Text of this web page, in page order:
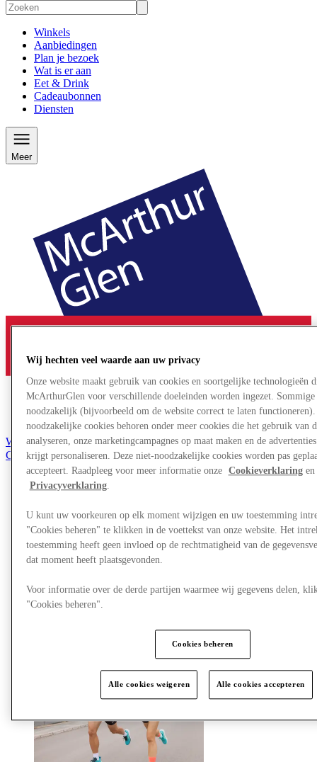
Winkels
Aanbiedingen
Plan je bezoek
Wat is er aan
Eet & Drink
Cadeaubonnen
Diensten
Meer
Word lid van de Club
Gered,
nl
Winkels
Plan je bezoek
Wat is er aan
Eet & Drink
Cadeaubonnen
Meer
Wij hechten veel waarde aan uw privacy
Onze website maakt gebruik van cookies en soortgelijke technologieën
McArthurGlen voor verschillende doeleinden worden ingezet.
noodzakelijk (bijvoorbeeld om de website correct te laten
noodzakelijke cookies behoren onder meer cookies die het gebruik van
analyseren, onze marketingcampagnes op maat maken en de
krijgt personaliseren. Deze niet-noodzakelijke cookies worden pas
accepteert. Raadpleeg voor meer informatie onze Cookieverklaringen
Privacyverklaring.
U kunt uw voorkeuren op elk moment wijzigen en uw toestemming
"Cookies beheren" te klikken in de voettekst van onze website. Het
toestemming heeft geen invloed op de rechtmatigheid van de
dat moment heeft plaatsgevonden.
Voor informatie over de derde partijen waarmee wij gegevens delen,
"Cookies beheren".
Cookies beheren
Alle cookies weigeren Alle cookies accepteren